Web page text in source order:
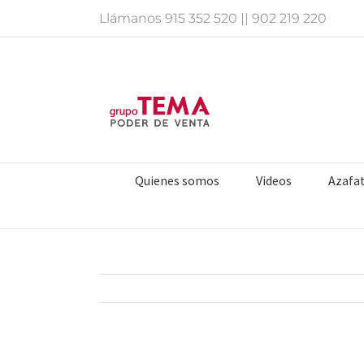
Llámanos 915 352 520 || 902 219 220
Quienes somos Videos